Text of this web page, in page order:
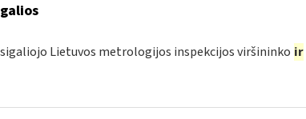
Lietuvos metrologijos inspekcijos viršininko ir